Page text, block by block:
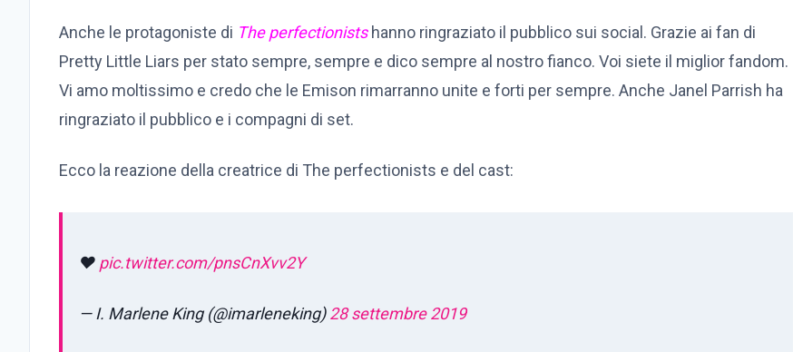
Anche le protagoniste di The perfectionistshanno ringraziato il pubblico sui social. Grazie ai fan di
Pretty Little Liars per stato sempre, sempre e dico sempre al nostro fianco. Voi siete il miglior fandom.
Vi amo moltissimo e credo che le Emison rimarranno unite e forti per sempre. Anche Janel Parrish ha
ringraziato il pubblico e i compagni di set.
Ecco la reazione della creatrice di The perfectionists e del cast:
❤️ pic.twitter.com/pnsCnXvv2Y
— I. Marlene King (@imarleneking)28 settembre 2019